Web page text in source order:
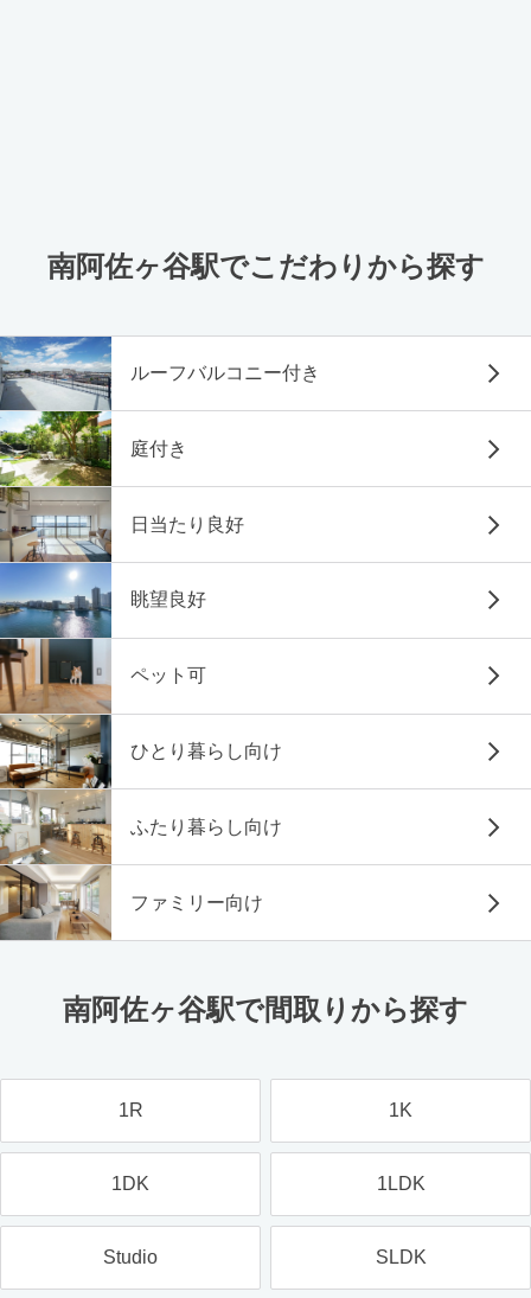
南阿佐ヶ谷駅でこだわりから探す
ルーフバルコニー付き
庭付き
日当たり良好
眺望良好
ペット可
ひとり暮らし向け
ふたり暮らし向け
ファミリー向け
南阿佐ヶ谷駅で間取りから探す
1R 1K
1DK 1LDK
Studio SLDK